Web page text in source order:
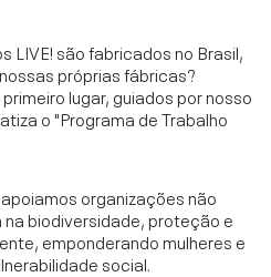
LIVE! são fabricados no Brasil,
próprias fábricas?
lugar, guiados por nosso
o "Programa de Trabalho
organizações não
biodiversidade, proteção e
emponderando mulheres e
social.